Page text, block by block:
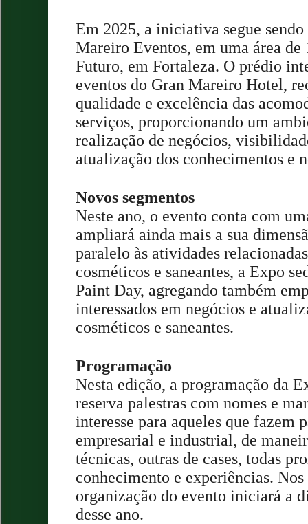
Em 2025, a iniciativa segue
Mareiro Eventos, em uma área de
Futuro, em Fortaleza. O prédio
eventos do Gran Mareiro Hotel,
qualidade e excelência das
serviços, proporcionando um
realização de negócios,
atualização dos conhecimentos e
Novos segmentos
Neste ano, o evento conta com
ampliará ainda mais a sua
paralelo às atividades
cosméticos e saneantes, a Expo
Paint Day, agregando também
interessados em negócios e
cosméticos e saneantes.
Programação
Nesta edição, a programação da
reserva palestras com nomes e
interesse para aqueles que fazem
empresarial e industrial, de
técnicas, outras de cases, todas
conhecimento e experiências.
organização do evento iniciará a
desse ano.